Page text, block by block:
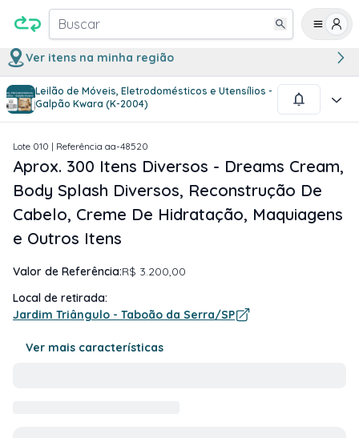
Buscar
Ver itens na minha região
Leilão de Móveis, Eletrodomésticos e Utensílios -
Galpão Kwara (K-2004)
1/2
Lote 010 | Referência aa-48520
Aprox. 300 Itens Diversos - Dreams Cream,
Body Splash Diversos, Reconstrução De
Cabelo, Creme De Hidratação, Maquiagens
e Outros Itens
Valor de Referência:R$ 3.200,00
Local de retirada:
Jardim Triângulo - Taboão da Serra/SP
Ver mais características